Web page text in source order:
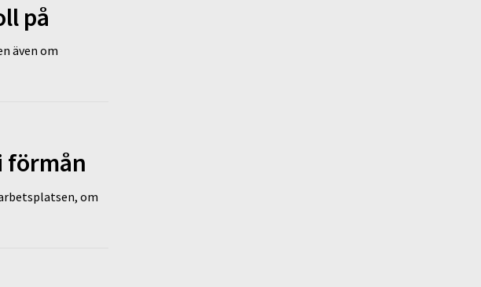
på
även om
förmån
om